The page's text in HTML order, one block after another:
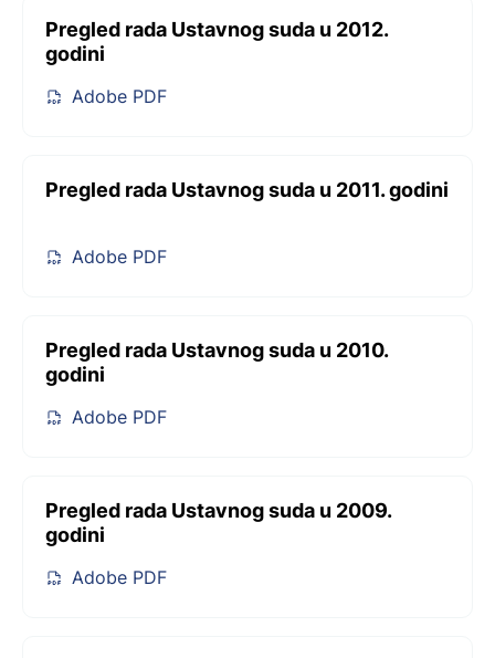
Pregled rada Ustavnog suda u 2012.
godini
Adobe PDF
Pregled rada Ustavnog suda u 2011. godini
Adobe PDF
Pregled rada Ustavnog suda u 2010.
godini
Adobe PDF
Pregled rada Ustavnog suda u 2009.
godini
Adobe PDF